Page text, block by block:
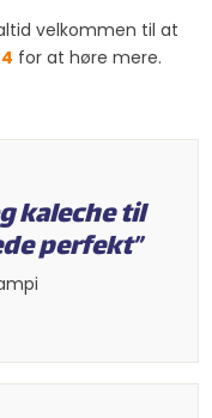
velkommen til at
for at høre mere.​
kaleche til
perfekt”​